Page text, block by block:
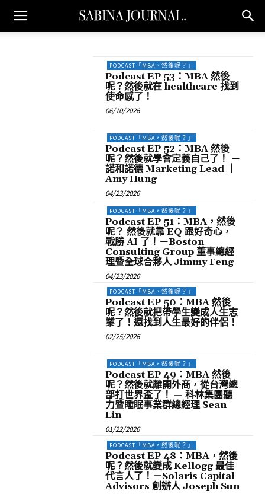
PODCAST「MBA，然後呢？」
Podcast EP 53：MBA 然後
呢？然後就在 healthcare 找到
使命感了！
06/10/2026
PODCAST「MBA，然後呢？」
Podcast EP 52：MBA 然後
呢？然後就學會定義自己了！ －
諾和諾德 Marketing Lead ｜
Amy Hung
04/23/2026
PODCAST「MBA，然後呢？」
Podcast EP 51：MBA，然後
呢？ 然後就靠 EQ 跟好奇心，
戰勝 AI 了！－Boston
Consulting Group 董事總經
理暨全球合夥人 Jimmy Feng
04/23/2026
PODCAST「MBA，然後呢？」
Podcast EP 50：MBA 然後
呢？然後就把帶學生變成人生志
業了！還找到人生最好的伴侶！
02/25/2026
PODCAST「MBA，然後呢？」
Podcast EP 49：MBA 然後
呢？然後就離開外商，從台灣總
部打世界盃了！ — 科林集團聽
力暨睡眠事業群總經理 Sean
Lin
01/22/2026
PODCAST「MBA，然後呢？」
Podcast EP 48：MBA，然後
呢？然後就變成 Kellogg 最佳
代言人了！－Solaris Capital
Advisors 創辦人 Joseph Sun